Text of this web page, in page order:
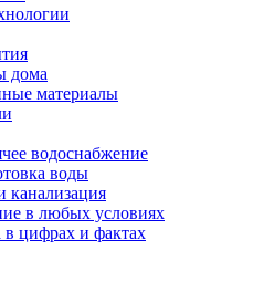
дома
материалы
водоснабжение
воды
канализация
в любых условиях
цифрах и фактах